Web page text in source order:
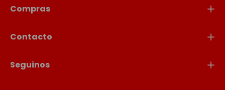
Compras
Contacto
Seguinos